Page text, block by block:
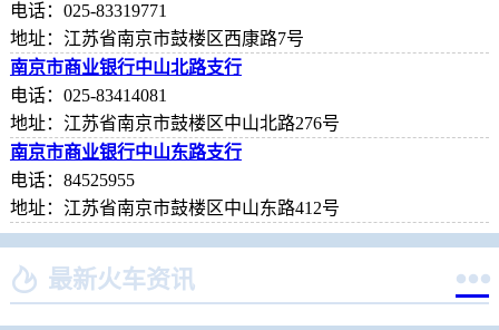
电话：025-83319771
地址：江苏省南京市鼓楼区西康路7号
南京市商业银行中山北路支行
电话：025-83414081
地址：江苏省南京市鼓楼区中山北路276号
南京市商业银行中山东路支行
电话：84525955
地址：江苏省南京市鼓楼区中山东路412号
 最新火车资讯 